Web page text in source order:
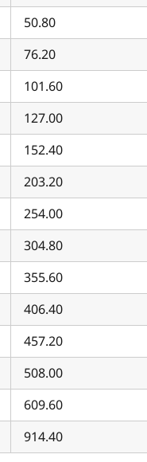
50.80
76.20
101.60
127.00
152.40
203.20
254.00
304.80
355.60
406.40
457.20
508.00
609.60
914.40